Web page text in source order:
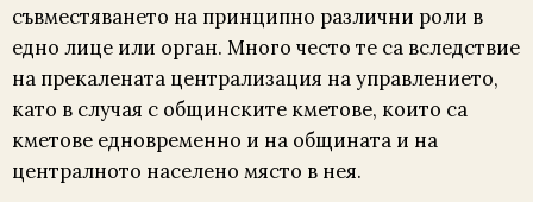
съвместяването на принципно различни роли в
едно лице или орган. Много често те са вследствие
на прекалената централизация на управлението,
като в случая с общинските кметове, които са
кметове едновременно и на общината и на
централното населено място в нея.